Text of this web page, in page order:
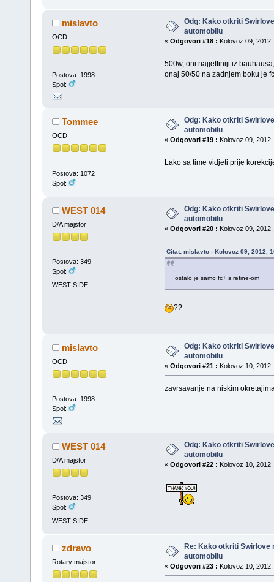
mislavto
OCD
Postova: 1998
Spol:
Odg: Kako otkriti
automobilu
« Odgovori #18 : Kolovoz 09,
500w, oni najjeftiniji iz
onaj 50/50 na zadnjem boku je
Tommee
OCD
Postova: 1072
Spol:
Odg: Kako otkriti
automobilu
« Odgovori #19 : Kolovoz 09,
Lako sa time vidjeti prije
WEST 014
D/A majstor
Postova: 349
Spol:
WEST SIDE
Odg: Kako otkriti
automobilu
« Odgovori #20 : Kolovoz 09,
Citat: mislavto - Kolovoz 09, 2012,
ostalo je samo fc+ s refine-om
??
mislavto
OCD
Postova: 1998
Spol:
Odg: Kako otkriti
automobilu
« Odgovori #21 : Kolovoz 10,
zavrsavanje na niskim
WEST 014
D/A majstor
Postova: 349
Spol:
WEST SIDE
Odg: Kako otkriti
automobilu
« Odgovori #22 : Kolovoz 10,
zdravo
Rotary majstor
Re: Kako otkriti Swirlove
automobilu
« Odgovori #23 : Kolovoz 10,